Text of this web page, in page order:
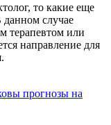
то какие еще
данном случае
терапевтом или
направление для
прогнозы на